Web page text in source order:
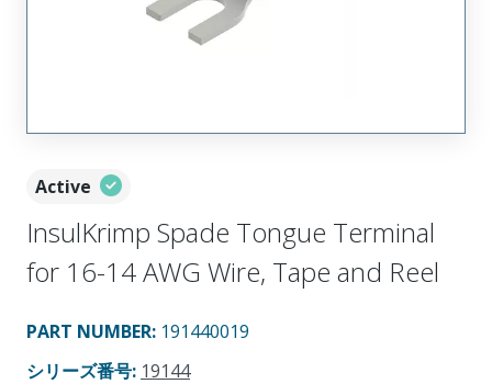
Active
InsulKrimp Spade Tongue Terminal
for 16-14 AWG Wire, Tape and Reel
PART NUMBER: 191440019
シリーズ番号: 19144